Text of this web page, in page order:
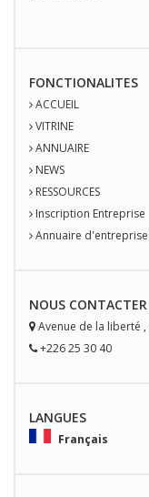
FONCTIONALITES
ACCUEIL
VITRINE
ANNUAIRE
NEWS
RESSOURCES
Inscription Entreprise
Annuaire
NOUS CONTACTER
Avenue de la liberté ,
+226 25 30 40
LANGUES
Français